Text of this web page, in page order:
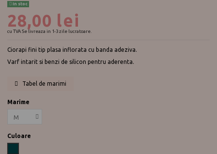
In stoc
28,00 lei
cu TVASe livreaza in 1-3 zile lucratoare.
Ciorapi fini tip plasa inflorata cu banda adeziva.
Varf intarit si benzi de silicon pentru aderenta.
Tabel de marimi
Marime
Culoare